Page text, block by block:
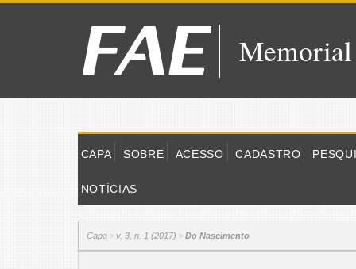
Memorial
CAPA SOBRE ACESSO CADASTRO
NOTÍCIAS
Capa > v. 3, n. 1 (2017) > Do Nascimento